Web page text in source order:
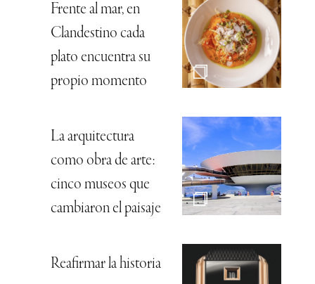
Frente al mar, en
Clandestino cada
plato encuentra su
propio momento
La arquitectura
como obra de arte:
cinco museos que
cambiaron el paisaje
Reafirmar la historia